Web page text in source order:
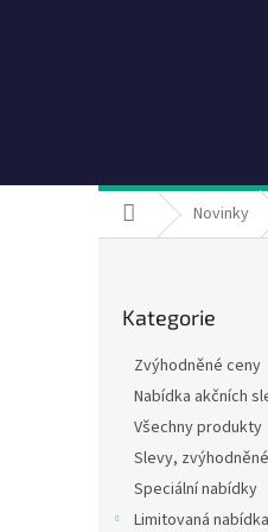
Domů Novinky
kategorie
Kategorie
Zvýhodněné ceny
Nabídka akčních
Všechny produkty
Slevy,
Speciální nabídky
Limitovaná nabídka